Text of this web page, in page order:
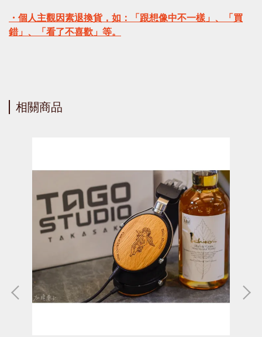
・個人主觀因素退換貨，如：「跟想像中不一樣」、「買
錯」、「看了不喜歡」等。
相關商品